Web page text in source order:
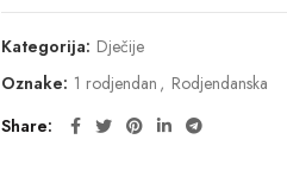
Kategorija: Dječije
Oznake: 1 rodjendan , Rodjendanska
Share